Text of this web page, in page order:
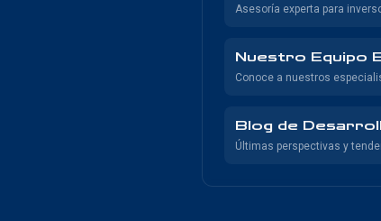
Asesoría experta para
Nuestro Equipo
Conoce a nuestros
Blog de
Últimas perspectivas y